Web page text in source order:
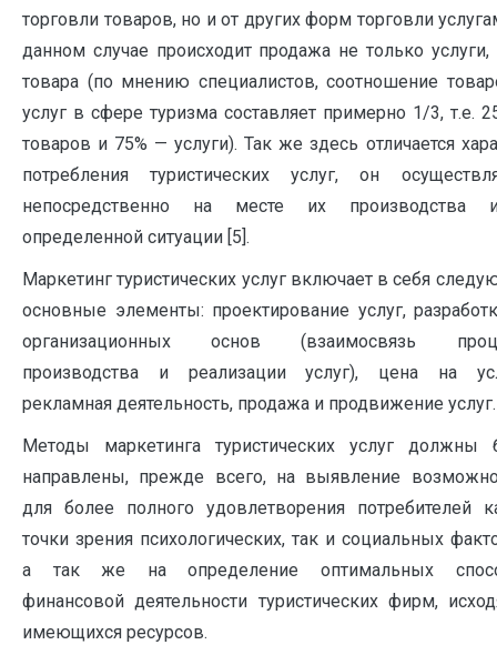
торговли товаров, но и от других форм торговли
данном случае происходит продажа не только
товара (по мнению специалистов, соотношение
услуг в сфере туризма составляет примерно 1/3, т.е.
товаров и 75% — услуги). Так же здесь отличается
потребления туристических услуг, он
непосредственно на месте их
определенной ситуации [5].
Маркетинг туристических услуг включает в себя
основные элементы: проектирование услуг,
организационных основ (взаимосвязь
производства и реализации услуг), цена на
рекламная деятельность, продажа и продвижение услуг.
Методы маркетинга туристических услуг должны
направлены, прежде всего, на выявление
для более полного удовлетворения потребителей
точки зрения психологических, так и социальных
а так же на определение оптимальных
финансовой деятельности туристических фирм,
имеющихся ресурсов.